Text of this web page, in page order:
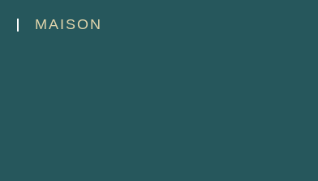
MAISON